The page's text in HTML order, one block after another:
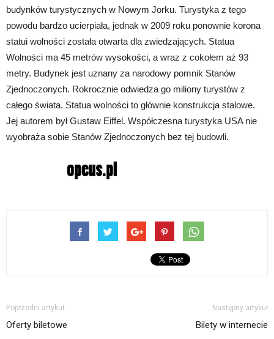
budynków turystycznych w Nowym Jorku. Turystyka z tego
powodu bardzo ucierpiała, jednak w 2009 roku ponownie korona
statui wolności została otwarta dla zwiedzających. Statua
Wolności ma 45 metrów wysokości, a wraz z cokołem aż 93
metry. Budynek jest uznany za narodowy pomnik Stanów
Zjednoczonych. Rokrocznie odwiedza go miliony turystów z
całego świata. Statua wolności to głównie konstrukcja stalowe.
Jej autorem był Gustaw Eiffel. Współczesna turystyka USA nie
wyobraża sobie Stanów Zjednoczonych bez tej budowli.
Poprzedni artykuł
Oferty biletowe
Następny artykuł
Bilety w internecie